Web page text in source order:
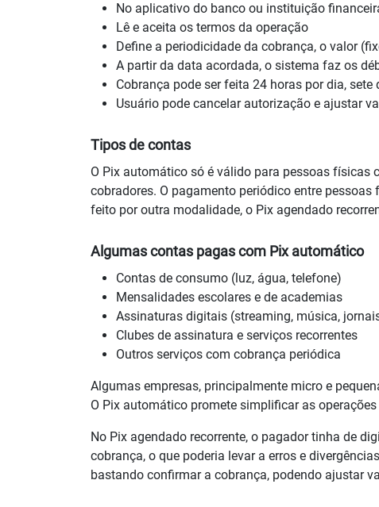
No aplicativo do banco ou instituição
Lê e aceita os termos da operação
Define a periodicidade da cobrança, o valor
A partir da data acordada, o sistema faz os
Cobrança pode ser feita 24 horas por dia,
Usuário pode cancelar autorização e ajustar
Tipos de contas
O Pix automático só é válido para pessoas físicas
cobradores. O pagamento periódico entre
feito por outra modalidade, o Pix agendado
Algumas contas pagas com Pix automático
Contas de consumo (luz, água, telefone)
Mensalidades escolares e de academias
Assinaturas digitais (streaming, música,
Clubes de assinatura e serviços recorrentes
Outros serviços com cobrança periódica
Algumas empresas, principalmente micro e
O Pix automático promete simplificar as
No Pix agendado recorrente, o pagador tinha de
cobrança, o que poderia levar a erros e
bastando confirmar a cobrança, podendo ajustar